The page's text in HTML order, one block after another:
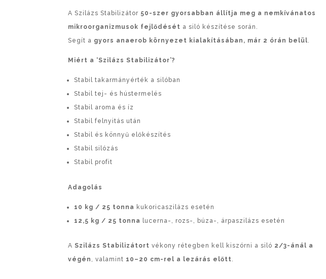
A Szilázs Stabilizátor 50-szer gyorsabban állítja meg a nemkívánatos
mikroorganizmusok fejlődését a siló készítése során.
Segít a gyors anaerob környezet kialakításában, már 2 órán belül.
Miért a ‘Szilázs Stabilizátor’?
Stabil takarmányérték a silóban
Stabil tej- és hústermelés
Stabil aroma és íz
Stabil felnyitás után
Stabil és könnyű előkészítés
Stabil silózás
Stabil profit
Adagolás
10 kg / 25 tonna kukoricaszilázs esetén
12,5 kg / 25 tonna lucerna-, rozs-, búza-, árpaszilázs esetén
A Szilázs Stabilizátortvékony rétegben kell kiszórni a siló 2/3-ánál a
végén , valamint 10–20 cm-rel a lezárás előtt.